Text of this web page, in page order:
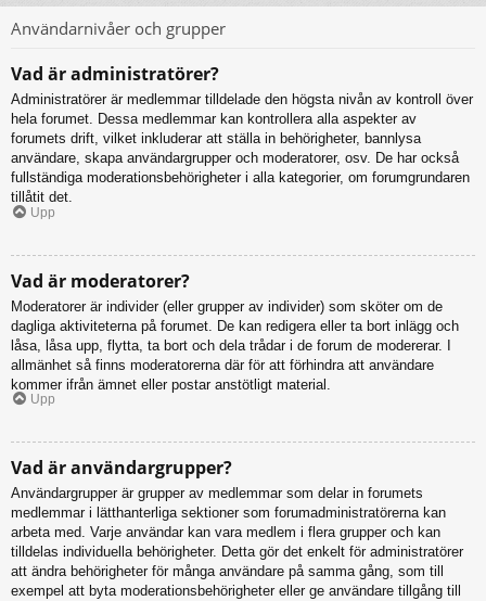
Användarnivåer och grupper
Vad är administratörer?
Administratörer är medlemmar tilldelade den högsta nivån av kontroll över
hela forumet. Dessa medlemmar kan kontrollera alla aspekter av
forumets drift, vilket inkluderar att ställa in behörigheter, bannlysa
användare, skapa användargrupper och moderatorer, osv. De har också
fullständiga moderationsbehörigheter i alla kategorier, om forumgrundaren
tillåtit det.
Upp
Vad är moderatorer?
Moderatorer är individer (eller grupper av individer) som sköter om de
dagliga aktiviteterna på forumet. De kan redigera eller ta bort inlägg och
låsa, låsa upp, flytta, ta bort och dela trådar i de forum de modererar. I
allmänhet så finns moderatorerna där för att förhindra att användare
kommer ifrån ämnet eller postar anstötligt material.
Upp
Vad är användargrupper?
Användargrupper är grupper av medlemmar som delar in forumets
medlemmar i lätthanterliga sektioner som forumadministratörerna kan
arbeta med. Varje användar kan vara medlem i flera grupper och kan
tilldelas individuella behörigheter. Detta gör det enkelt för administratörer
att ändra behörigheter för många användare på samma gång, som till
exempel att byta moderationsbehörigheter eller ge användare tillgång till